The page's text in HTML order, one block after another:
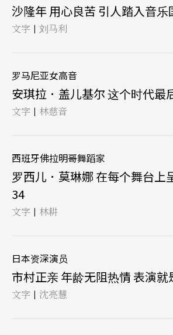
沙隆年 用心良苦 引人踏入音乐
文字 | 刘马利
罗马尼亚女高音
安琪拉．盖儿基尔 这个时代最
文字 | 林慈音
西班牙佛拉明哥舞蹈家
罗西儿．莫琳娜 在每个舞台上
34
文字 | 林耕
日本资深演员
市村正亲 年龄无阻热情 表演就
文字 | 沈亮慧